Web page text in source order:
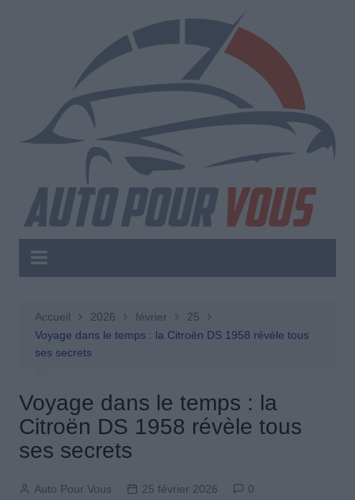
Accueil 2026 février
25
Voyage dans le temps : la Citroën DS 1958 révèle tous
ses secrets
Voyage dans le temps : la
Citroën DS 1958 révèle tous
ses secrets
Auto Pour Vous 25 février 2026
0